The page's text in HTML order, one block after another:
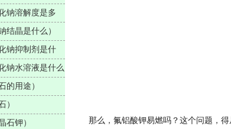
钠溶解度是多
结晶是什么）
钠抑制剂是什
钠水溶液是什么
的用途）
）
石钾）
那么，氟铝酸钾易燃吗？这个问题，得